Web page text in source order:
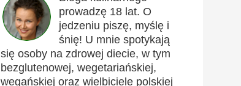
prowadzę 18 lat. O
jedzeniu piszę, myślę i
śnię! U mnie spotykają
się osoby na zdrowej diecie, w tym
bezglutenowej, wegetariańskiej,
wegańskiej oraz wielbiciele polskiej